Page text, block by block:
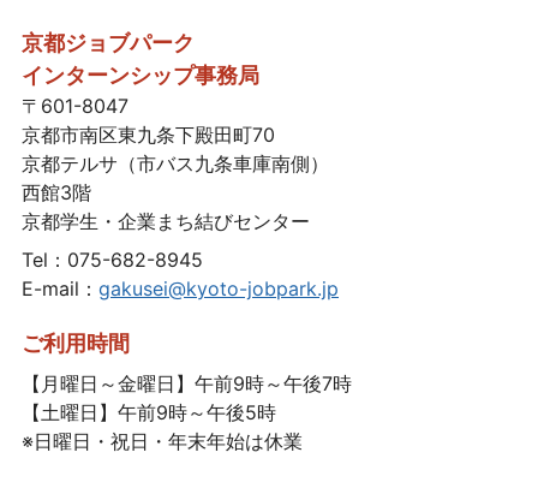
京都ジョブパーク
インターンシップ事務局
〒601-8047
京都市南区東九条下殿田町70
京都テルサ（市バス九条車庫南側）
西館3階
京都学生・企業まち結びセンター
Tel：075-682-8945
E-mail： gakusei@kyoto-jobpark.jp
ご利用時間
【月曜日～金曜日】午前9時～午後7時
【土曜日】午前9時～午後5時
※日曜日・祝日・年末年始は休業